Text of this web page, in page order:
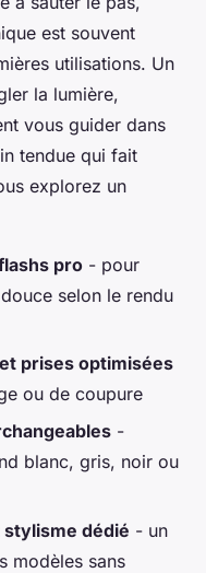
est souvent
utilisations. Un
la lumière,
vous guider dans
tendue qui fait
explorez un
pro - pour
selon le rendu
prises optimisées
ou de coupure
-
blanc, gris, noir ou
stylisme dédié - un
modèles sans